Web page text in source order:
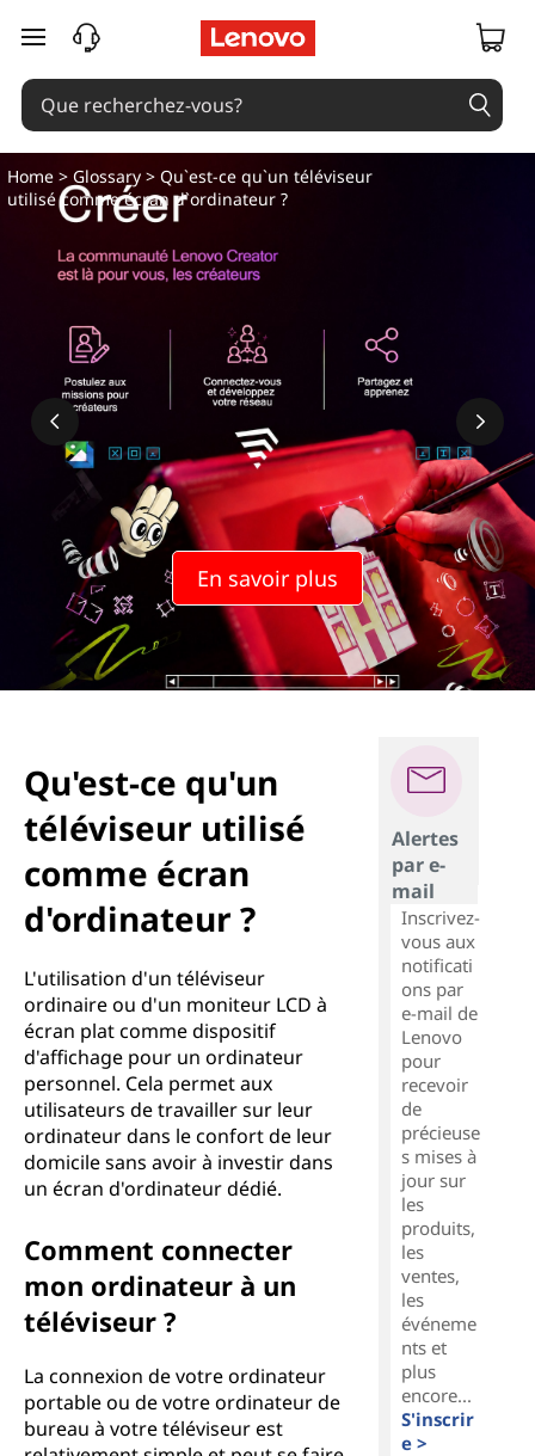
passer au contenu principal
En savoir plus
Home >Glossary > Qu`est-ce qu`un téléviseur
utilisé comme écran d`ordinateur ?
Qu'est-ce qu'un
téléviseur utilisé
comme écran
d'ordinateur ?
L'utilisation d'un téléviseur
ordinaire ou d'un moniteur LCD à
écran plat comme dispositif
d'affichage pour un ordinateur
personnel. Cela permet aux
utilisateurs de travailler sur leur
ordinateur dans le confort de leur
domicile sans avoir à investir dans
un écran d'ordinateur dédié.
Comment connecter
mon ordinateur à un
téléviseur ?
La connexion de votre ordinateur
portable ou de votre ordinateur de
bureau à votre téléviseur est
Alertes
par e-
mail
Inscrivez-
vous aux
notificati
ons par
e-mail de
Lenovo
pour
recevoir
de
précieuse
s mises à
jour sur
les
produits,
les
ventes,
les
événeme
nts et
plus
encore...
S'inscrir
e >